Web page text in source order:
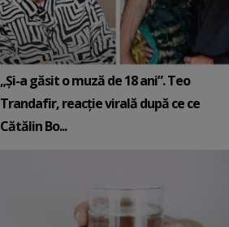
„Și-a găsit o muză de 18 ani”. Teo
Trandafir, reacție virală după ce ce
Cătălin Bo...